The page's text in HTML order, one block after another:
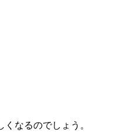
なるのでしょう。